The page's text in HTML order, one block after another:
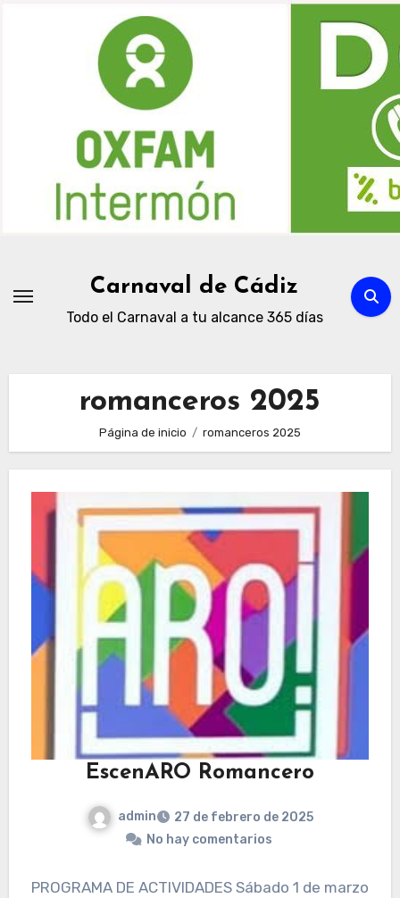
Carnaval de Cádiz
Todo el Carnaval a tu alcance 365 días
romanceros 2025
Página de inicio romanceros 2025
EscenARO Romancero
admin
27 de febrero de 2025
No hay comentarios
PROGRAMA DE ACTIVIDADES Sábado 1 de marzo